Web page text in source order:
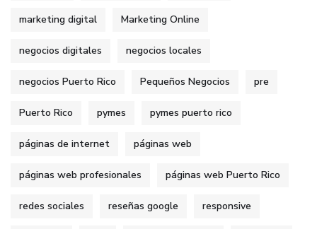
marketing digital Marketing Online
negocios digitales negocios locales
negocios Puerto Rico Pequeños Negocios pre
Puerto Rico pymes pymes puerto rico
páginas de internet páginas web
páginas web profesionales páginas web Puerto Rico
redes sociales reseñas google responsive